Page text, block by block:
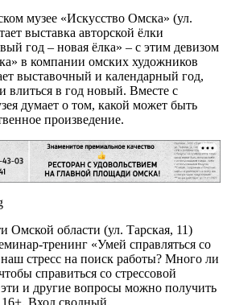
музее «Искусство Омска» (ул.
выставка авторской ёлки
год – новая ёлка» – с этим девизом
в компании омских художников
выставочный и календарный год,
влиться в год новый. Вместе с
думает о том, какой может быть
произведение.
Омской области (ул. Тарская, 11)
тренинг «Умей справляться со
стресс на поиск работы? Много ли
справиться со стрессовой
и другие вопросы можно получить